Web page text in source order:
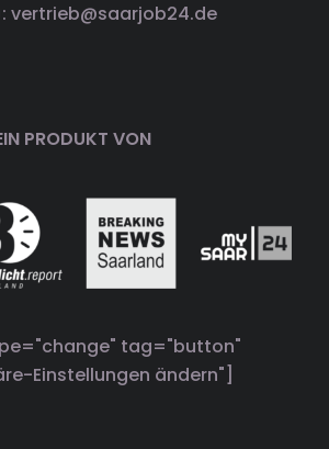
vertrieb@saarjob24.de
PRODUKT VON
tag="button"
Einstellungen ändern"]